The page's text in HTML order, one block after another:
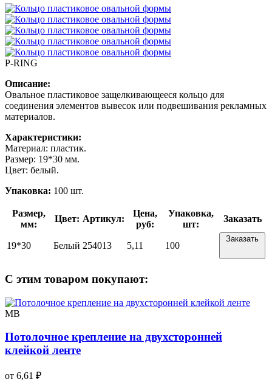
P-RING
Описание:
Овальное пластиковое защелкивающееся кольцо для
соединения элементов вывесок или подвешивания рекламных
материалов.
Характеристики:
Материал: пластик.
Размер: 19*30 мм.
Цвет: белый.
Упаковка: 100 шт.
Размер,
мм:
Цвет: Артикул:
Цена,
руб:
Упаковка,
шт:
Заказать
19*30 Белый 254013 5,11 100
Заказать
С этим товаром покупают:
MB
Потолочное крепление на двухсторонней
клейкой ленте
от 6,61 ₽